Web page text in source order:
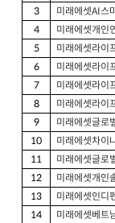
3
미래에셋AI스
4
미래에셋개인
5
미래에셋라이
6
미래에셋라이
7
미래에셋라이
8
미래에셋라이
9
미래에셋글로
10
미래에셋차이
11
미래에셋글로
12
미래에셋개인
13
미래에셋인디
14
미래에셋베트